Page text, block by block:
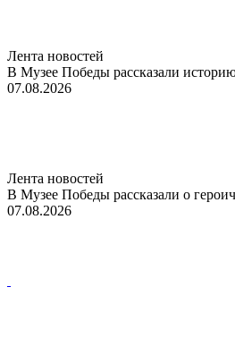
Лента новостей
В Музее Победы рассказали
07.08.2026
Лента новостей
В Музее Победы рассказали о
07.08.2026